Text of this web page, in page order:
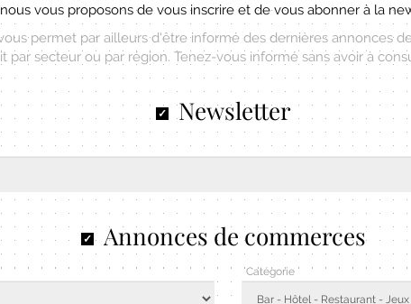
nous vous proposons de vous inscrire et de vous abonner à la
permet par ailleurs d'être informé des dernières annonces
par secteur ou par région. Tenez-vous informé sans avoir à
Newsletter
Annonces de commerces
Catégorie